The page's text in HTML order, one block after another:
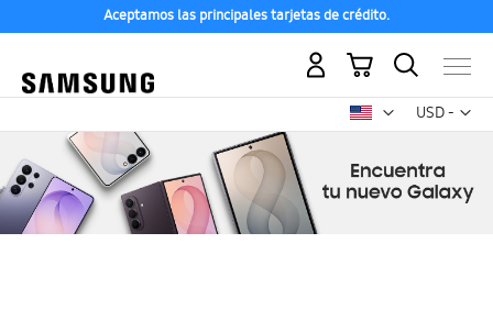
Aceptamos las principales tarjetas de crédito.
USD -
dólar
Mi carrito